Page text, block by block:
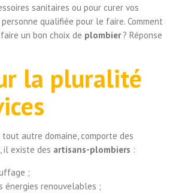
sanitaires ou pour curer vos
personne qualifiée pour le faire. Comment
un bon choix de plombier? Réponse
la pluralité
tout autre domaine, comporte des
il existe des artisans-plombiers :
;
énergies renouvelables ;